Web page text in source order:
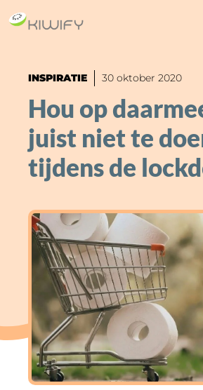
Ga
naar
inhoudINSPIRATIE 30 oktober 2020
Hou op
juist niet te
tijdens de